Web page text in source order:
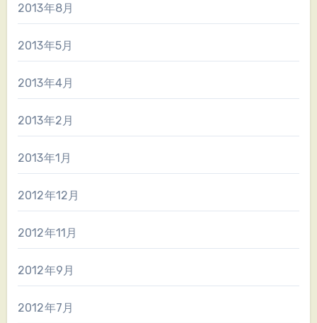
2013年8月
2013年5月
2013年4月
2013年2月
2013年1月
2012年12月
2012年11月
2012年9月
2012年7月